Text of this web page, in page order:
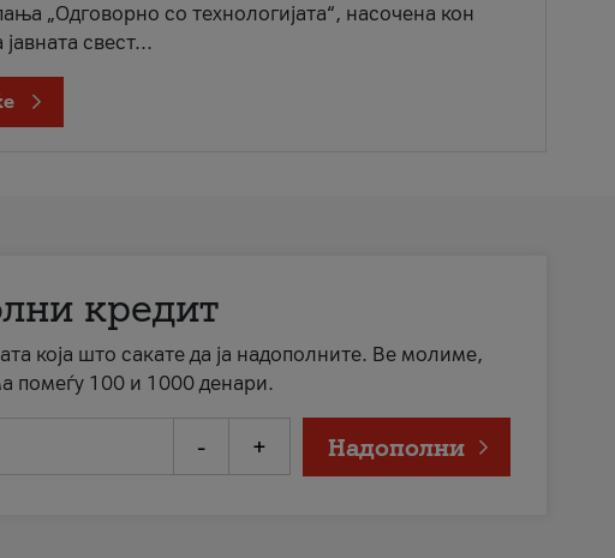
„Одговорно со технологијата“, насочена кон
свест...
кредит
која што сакате да ја надополните. Ве молиме,
помеѓу 100 и 1000 денари.
- + Надополни